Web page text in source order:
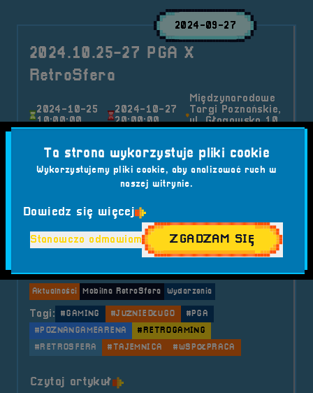
2024-09-27
2024.10.25-27 PGA X
RetroSfera
2024-10-25
10:00:00
2024-10-27
20:00:00
Międzynarodowe
Targi Poznańskie,
ul. Głogowska 10,
60-734 Poznań
🌟 PGA X RetroSfera - Tajemnicza współpraca
z największym wydarzeniem gamingowym w
Polsce! 🌟 Mamy dla Was coś naprawdę
z Poznań Game Arena – największym i
najbardziej prestiżowym wydarzeniem
gamingowym w Polsce! 🎮🔥
Kategorie wpisu:
Aktualności Mobilna RetroSfera Wydarzenia
Tagi: #GAMING #JUŻNIEDŁUGO
#PGA
#POZNANGAMEARENA
#RETROGAMING
#RETROSFERA
#TAJEMNICA #WSPÓŁPRACA
Czytaj artykuło tytule 2024.10.25-27 PGA X
Ta strona wykorzystuje pliki cookie
Wykorzystujemy pliki cookie, aby analizować ruch w
naszej witrynie.
Dowiedz się więcej
Stanowczo odmawiam ZGADZAM SIĘ